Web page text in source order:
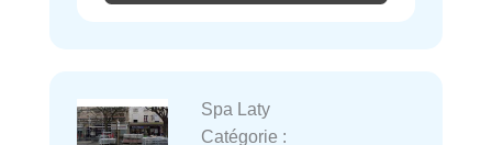
Spa Laty
Catégorie :